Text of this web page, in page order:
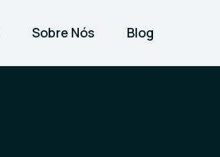
Sobre Nós Blog